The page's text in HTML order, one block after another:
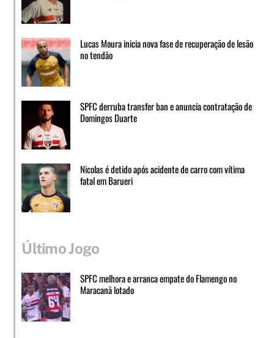
Lucas Moura inicia nova fase de recuperação de lesão
no tendão
SPFC derruba transfer ban e anuncia contratação de
Domingos Duarte
Nicolas é detido após acidente de carro com vítima
fatal em Barueri
Último Jogo
SPFC melhora e arranca empate do Flamengo no
Maracanã lotado